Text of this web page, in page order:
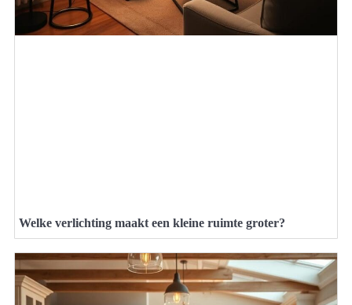
Welke verlichting maakt een kleine ruimte groter?